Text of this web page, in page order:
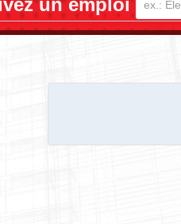
un emploi